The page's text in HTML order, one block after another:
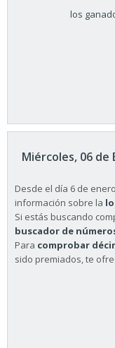
los
Miércoles, 06 de
Desde el día 6 de
información sobre la
Si estás buscando
buscador de
Para comprobar
sido premiados, te